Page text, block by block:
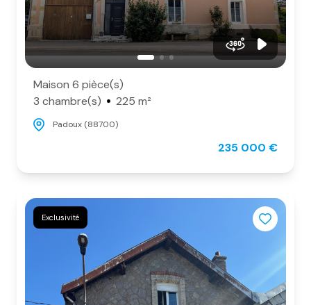
Maison 6 pièce(s)
3 chambre(s)
225 m²
Padoux (88700)
235 000 €
Exclusivité